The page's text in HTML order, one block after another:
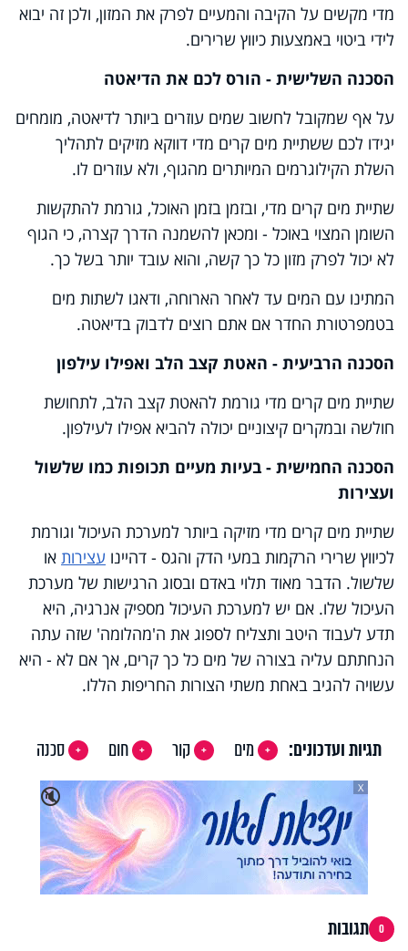
מדי מקשים על הקיבה והמעיים לפרק את המזון, ולכן זה יבוא
לידי ביטוי באמצעות כיווץ שרירים.
הסכנה השלישית - הורס לכם את הדיאטה
על אף שמקובל לחשוב שמים עוזרים ביותר לדיאטה, מומחים
יגידו לכם ששתיית מים קרים מדי דווקא מזיקים לתהליך
השלת הקילוגרמים המיותרים מהגוף, ולא עוזרים לו.
שתיית מים קרים מדי, ובזמן בזמן האוכל, גורמת להתקשות
השומן המצוי באוכל - ומכאן להשמנה הדרך קצרה, כי הגוף
לא יכול לפרק מזון כל כך קשה, והוא עובד יותר בשל כך.
המתינו עם המים עד לאחר הארוחה, ודאגו לשתות מים
בטמפרטורת החדר אם אתם רוצים לדבוק בדיאטה.
הסכנה הרביעית - האטת קצב הלב ואפילו עילפון
שתיית מים קרים מדי גורמת להאטת קצב הלב, לתחושת
חולשה ובמקרים קיצוניים יכולה להביא אפילו לעילפון.
הסכנה החמישית - בעיות מעיים תכופות כמו שלשול
ועצירות
שתיית מים קרים מדי מזיקה ביותר למערכת העיכול וגורמת
לכיווץ שרירי הרקמות במעי הדק והגס - דהיינו עצירות או
שלשול. הדבר מאוד תלוי באדם ובסוג הרגישות של מערכת
העיכול שלו. אם יש למערכת העיכול מספיק אנרגיה, היא
תדע לעבוד היטב ותצליח לספוג את ה'מהלומה' שזה עתה
הנחתתם עליה בצורה של מים כל כך קרים, אך אם לא - היא
עשויה להגיב באחת משתי הצורות החריפות הללו.
תגיות ועדכונים: מים קור חום
סכנה
🔇
X
0 תגובות